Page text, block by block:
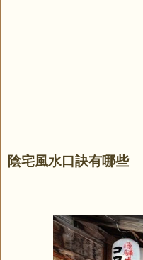
陰宅風水口訣有哪些